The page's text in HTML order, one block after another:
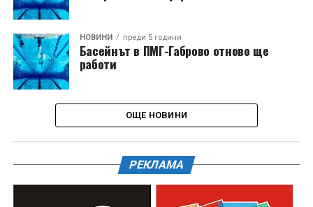
НОВИНИ преди 5 години
Басейнът в ПМГ-Габрово отново ще
работи
ОЩЕ НОВИНИ
РЕКЛАМА